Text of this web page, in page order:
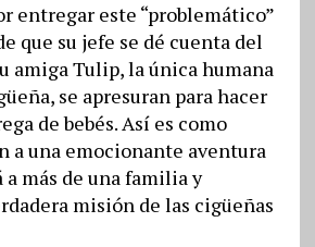
entregar este “problemático”
que su jefe se dé cuenta del
amiga Tulip, la única humana
se apresuran para hacer
de bebés. Así es como
a una emocionante aventura
más de una familia y
misión de las cigüeñas